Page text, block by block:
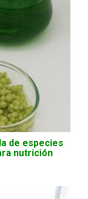
de especies
nutrición